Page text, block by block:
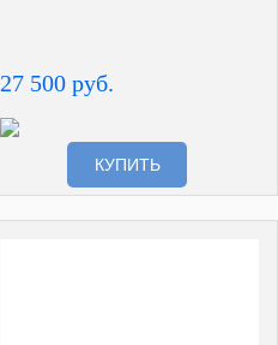
27 500 руб.
КУПИТЬ